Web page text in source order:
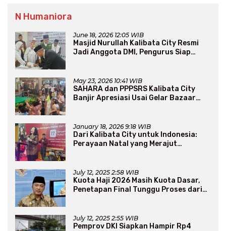
N Humaniora
June 18, 2026 12:05 WIB
Masjid Nurullah Kalibata City Resmi
Jadi Anggota DMI, Pengurus Siap
May 23, 2026 10:41 WIB
SAHARA dan PPPSRS Kalibata City
Banjir Apresiasi Usai Gelar Bazaar
January 18, 2026 9:18 WIB
Dari Kalibata City untuk Indonesia:
Perayaan Natal yang Merajut
July 12, 2025 2:58 WIB
Kuota Haji 2026 Masih Kuota Dasar,
Penetapan Final Tunggu Proses dari
July 12, 2025 2:55 WIB
Pemprov DKI Siapkan Hampir Rp4